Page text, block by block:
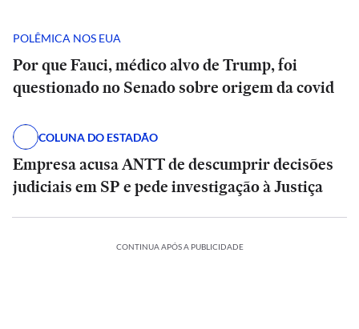
POLÊMICA NOS EUA
Por que Fauci, médico alvo de Trump, foi
questionado no Senado sobre origem da covid
COLUNA DO ESTADÃO
Empresa acusa ANTT de descumprir decisões
judiciais em SP e pede investigação à Justiça
CONTINUA APÓS A PUBLICIDADE